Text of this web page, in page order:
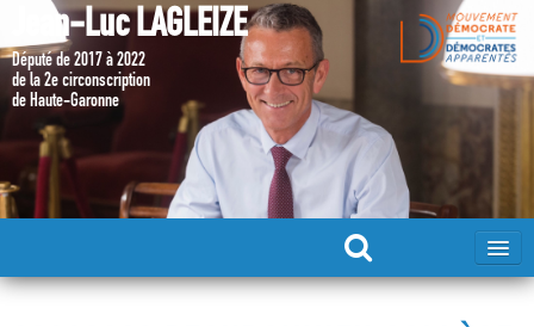
Jean-Luc LAGLEIZE
Député de 2017 à 2022
de la 2e circonscription
de Haute-Garonne